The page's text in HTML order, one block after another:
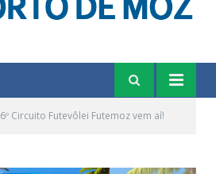
6º Circuito Futevôlei Futemoz vem aí!